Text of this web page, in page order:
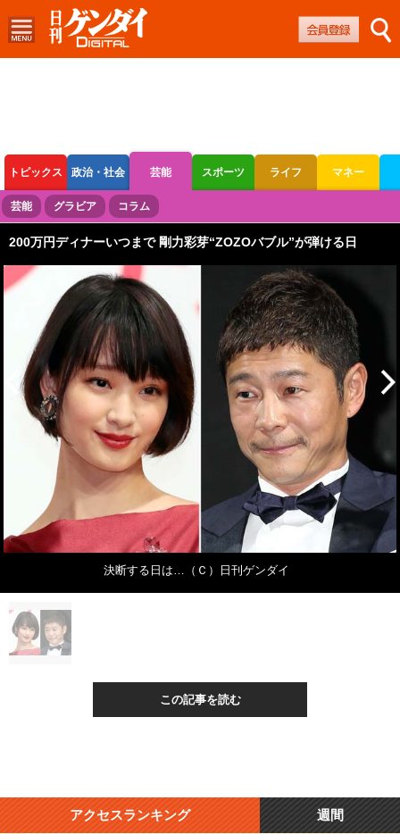
トピックス 政治・社会 芸能 スポーツ ライフ マネー
ボートレース 競輪 オートレース
芸能 グラビア コラム
200万円ディナーいつまで 剛力彩芽“ZOZOバブル”が弾ける日
決断する日は…（Ｃ）日刊ゲンダイ
この記事を読む
アクセスランキング 週間